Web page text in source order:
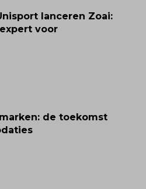
lanceren Zoai:
voor
de toekomst